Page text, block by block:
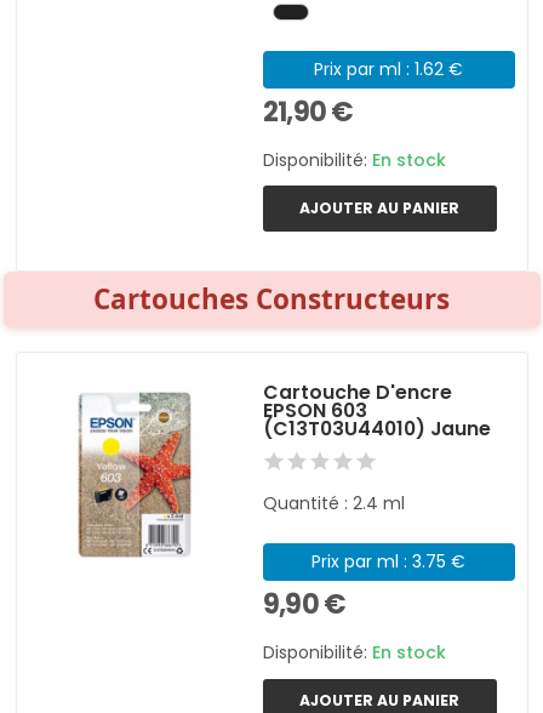
Prix par ml : 1.62 €
21,90 €
Disponibilité: En stock
AJOUTER AU PANIER
Cartouches Constructeurs
Cartouche D'encre
EPSON 603
(C13T03U44010) Jaune
Quantité : 2.4 ml
Prix par ml : 3.75 €
9,90 €
Disponibilité: En stock
AJOUTER AU PANIER